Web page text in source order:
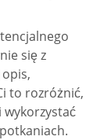
się z
to rozróżnić,
wykorzystać